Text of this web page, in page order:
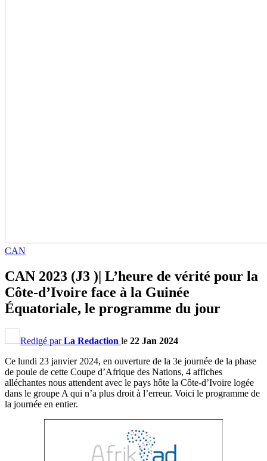
CAN
CAN 2023 (J3 )| L’heure de vérité pour la
Côte-d’Ivoire face à la Guinée
Équatoriale, le programme du jour
Redigé parLa Redaction le 22 Jan 2024
Ce lundi 23 janvier 2024, en ouverture de la 3e journée de la phase
de poule de cette Coupe d’Afrique des Nations, 4 affiches
alléchantes nous attendent avec le pays hôte la Côte-d’Ivoire logée
dans le groupe A qui n’a plus droit à l’erreur. Voici le programme de
la journée en entier.